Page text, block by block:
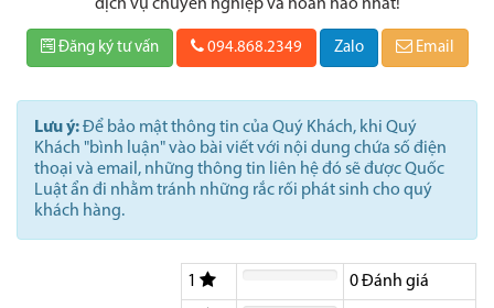
dịch vụ chuyên nghiệp và hoàn hảo nhất!
Đăng ký tư vấn 094.868.2349 Zalo Email
Lưu ý:Để bảo mật thông tin của Quý Khách, khi Quý
Khách "bình luận" vào bài viết với nội dung chứa số điện
thoại và email, những thông tin liên hệ đó sẽ được Quốc
Luật ẩn đi nhằm tránh những rắc rối phát sinh cho quý
khách hàng.
1 0Đánh giá